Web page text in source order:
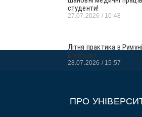
студенти!
27.07.2026 10:48
Літня практика в
Erasmus+
28.07.2026 15:57
ПРО